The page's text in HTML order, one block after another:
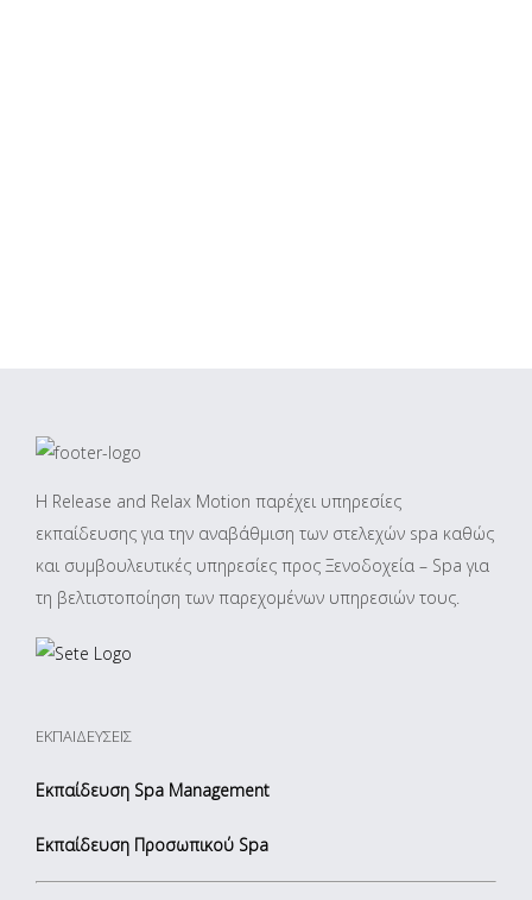
Η Release and Relax Motion παρέχει υπηρεσίες
εκπαίδευσης για την αναβάθμιση των στελεχών spa καθώς
και συμβουλευτικές υπηρεσίες προς Ξενοδοχεία – Spa για
τη βελτιστοποίηση των παρεχομένων υπηρεσιών τους.
ΕΚΠΑΙΔΕΥΣΕΙΣ
Εκπαίδευση Spa Management
Εκπαίδευση Προσωπικού Spa